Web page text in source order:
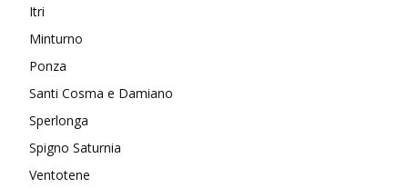
Itri
Minturno
Ponza
Santi Cosma e Damiano
Sperlonga
Spigno Saturnia
Ventotene